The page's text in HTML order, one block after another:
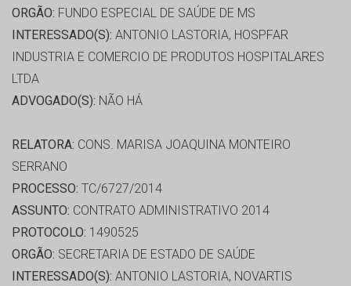
ORGÃO: FUNDO ESPECIAL DE SAÚDE DE MS
INTERESSADO(S): ANTONIO LASTORIA, HOSPFAR
INDUSTRIA E COMERCIO DE PRODUTOS HOSPITALARES
LTDA
ADVOGADO(S): NÃO HÁ
RELATORA: CONS. MARISA JOAQUINA MONTEIRO
SERRANO
PROCESSO: TC/6727/2014
ASSUNTO: CONTRATO ADMINISTRATIVO 2014
PROTOCOLO: 1490525
ORGÃO: SECRETARIA DE ESTADO DE SAÚDE
INTERESSADO(S): ANTONIO LASTORIA, NOVARTIS